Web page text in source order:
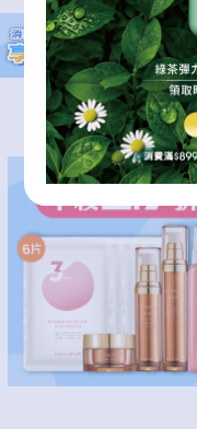
逆齡修護肌底